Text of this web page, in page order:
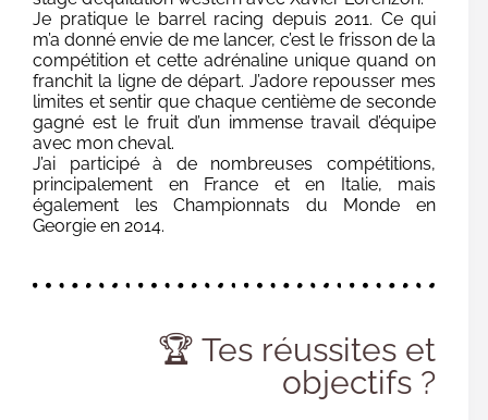
Je pratique le barrel racing depuis 2011. Ce qui
m’a donné envie de me lancer, c’est le frisson de la
compétition et cette adrénaline unique quand on
franchit la ligne de départ. J’adore repousser mes
limites et sentir que chaque centième de seconde
gagné est le fruit d’un immense travail d’équipe
avec mon cheval.
J’ai participé à de nombreuses compétitions,
principalement en France et en Italie, mais
également les Championnats du Monde en
Georgie en 2014.
🏆 Tes réussites et
objectifs ?